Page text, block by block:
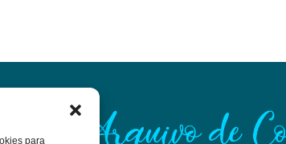
para